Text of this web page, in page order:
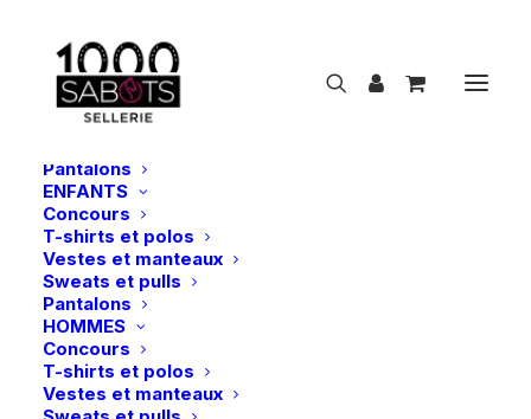
FEMMES
Concours
T-shirts et polos
Vestes et manteaux
Pantalons
ENFANTS
Concours
T-shirts et polos
Vestes et manteaux
Sweats et pulls
Pantalons
HOMMES
Concours
T-shirts et polos
Vestes et manteaux
Pénélope | Longe Ethologique –
Noir/Caramel
Accueil Pénélope | Longe Ethologique – Noir/Caramel